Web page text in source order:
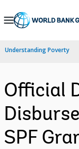
Skip
Navigation
Understanding Poverty
Official
SPF